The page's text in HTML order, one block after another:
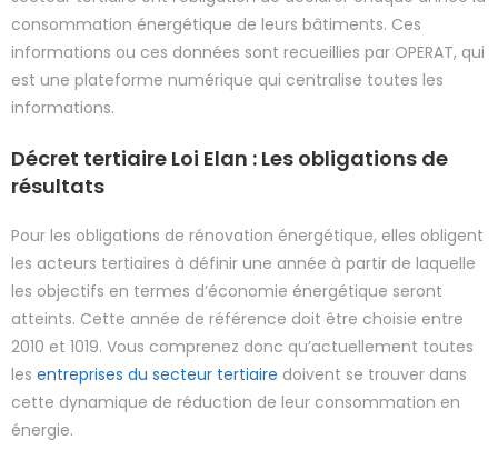
consommation énergétique de leurs bâtiments. Ces
informations ou ces données sont recueillies par OPERAT, qui
est une plateforme numérique qui centralise toutes les
informations.
Décret tertiaire Loi Elan : Les obligations de
résultats
Pour les obligations de rénovation énergétique, elles obligent
les acteurs tertiaires à définir une année à partir de laquelle
les objectifs en termes d’économie énergétique seront
atteints. Cette année de référence doit être choisie entre
2010 et 1019. Vous comprenez donc qu’actuellement toutes
les entreprises du secteur tertiaire doivent se trouver dans
cette dynamique de réduction de leur consommation en
énergie.